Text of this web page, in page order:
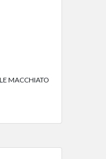
MACCHIATO